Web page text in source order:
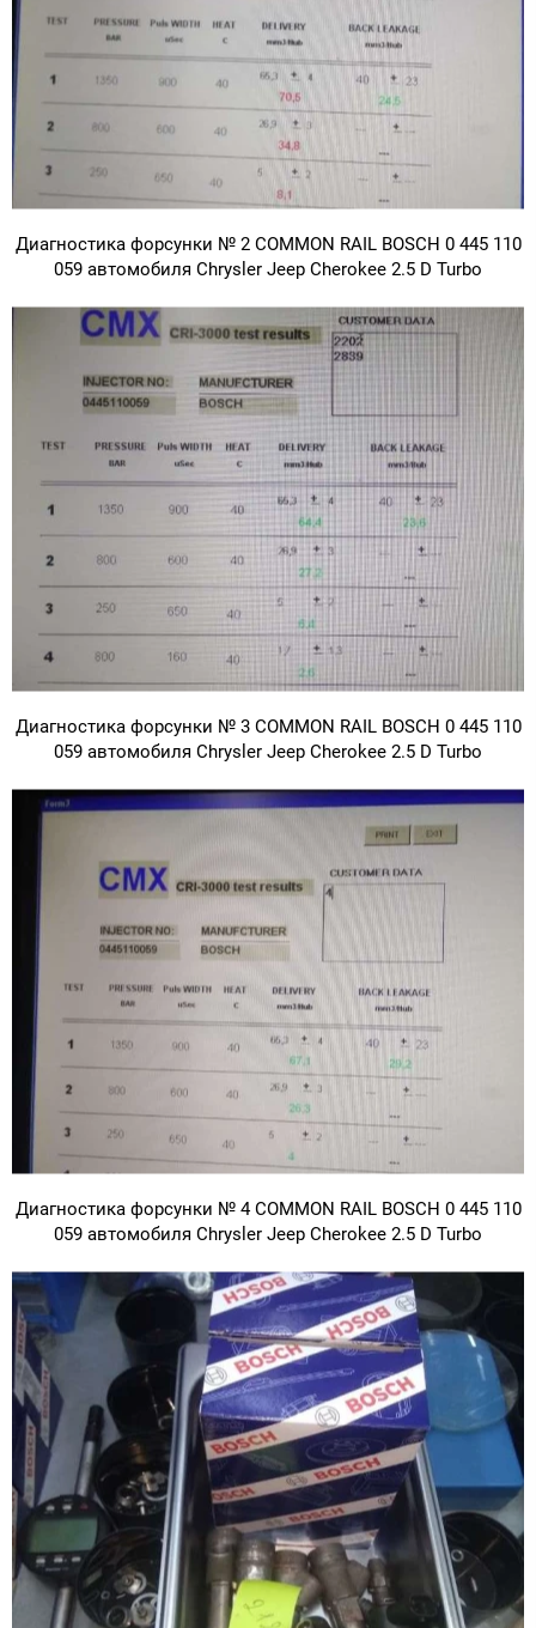
Диагностика форсунки № 2 COMMON RAIL BOSCH 0 445 110
059 автомобиля Chrysler Jeep Cherokee 2.5 D Turbo
Диагностика форсунки № 3 COMMON RAIL BOSCH 0 445 110
059 автомобиля Chrysler Jeep Cherokee 2.5 D Turbo
Диагностика форсунки № 4 COMMON RAIL BOSCH 0 445 110
059 автомобиля Chrysler Jeep Cherokee 2.5 D Turbo